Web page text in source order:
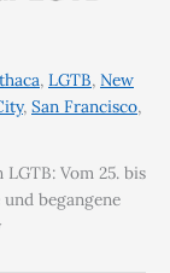
, LGTB, New
, San Francisco,
Vom 25. bis
begangene